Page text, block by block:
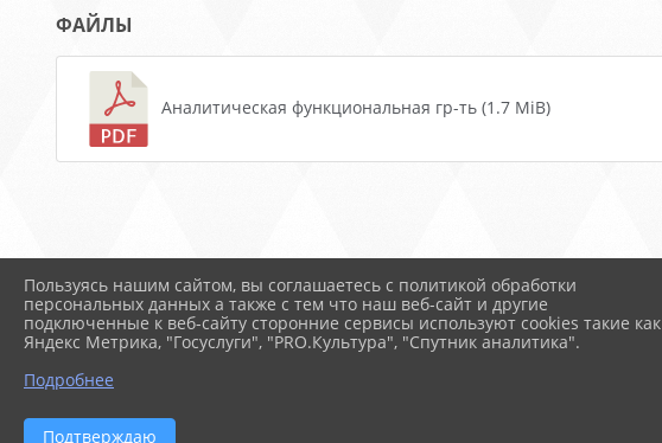
ФАЙЛЫ
Аналитическая функциональная гр-ть (1.7 MiB)
Пользуясь нашим сайтом, вы соглашаетесь с политикой обработки
персональных данных а также с тем что наш веб-сайт и другие
подключенные к веб-сайту сторонние сервисы используют cookies такие как
Яндекс Метрика, "Госуслуги", "PRO.Культура", "Спутник аналитика".
Подробнее
Подтверждаю